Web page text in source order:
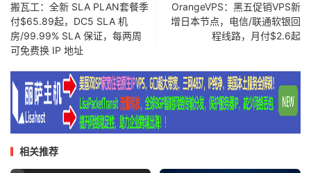
搬瓦工：全新 SLA PLAN套餐季
付$65.89起，DC5 SLA 机
房/99.99% SLA 保证，每两周
可免费换 IP 地址
OrangeVPS：黑五促销VPS新
增日本节点，电信/联通软银回
程线路，月付$2.6起
相关推荐